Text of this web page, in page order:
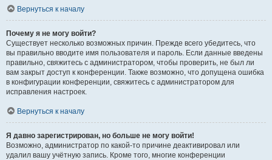
Вернуться к началу
Почему я не могу войти?
Существует несколько возможных причин. Прежде всего убедитесь, что
вы правильно вводите имя пользователя и пароль. Если данные введены
правильно, свяжитесь с администратором, чтобы проверить, не был ли
вам закрыт доступ к конференции. Также возможно, что допущена ошибка
в конфигурации конференции, свяжитесь с администратором для
исправления настроек.
Вернуться к началу
Я давно зарегистрирован, но больше не могу войти!
Возможно, администратор по какой-то причине деактивировал или
удалил вашу учётную запись. Кроме того, многие конференции